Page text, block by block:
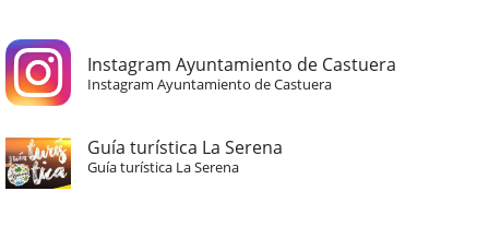
Instagram Ayuntamiento de Castuera
Instagram Ayuntamiento de Castuera
Guía turística La Serena
Guía turística La Serena